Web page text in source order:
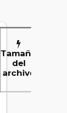
Tamaño
del
archivo